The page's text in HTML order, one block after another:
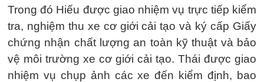
Trong đó Hiếu được giao nhiệm vụ trực tiếp kiểm
tra, nghiệm thu xe cơ giới cải tạo và ký cấp Giấy
chứng nhận chất lượng an toàn kỹ thuật và bảo
vệ môi trường xe cơ giới cải tạo. Thái được giao
nhiệm vụ chụp ảnh các xe đến kiểm định, bao